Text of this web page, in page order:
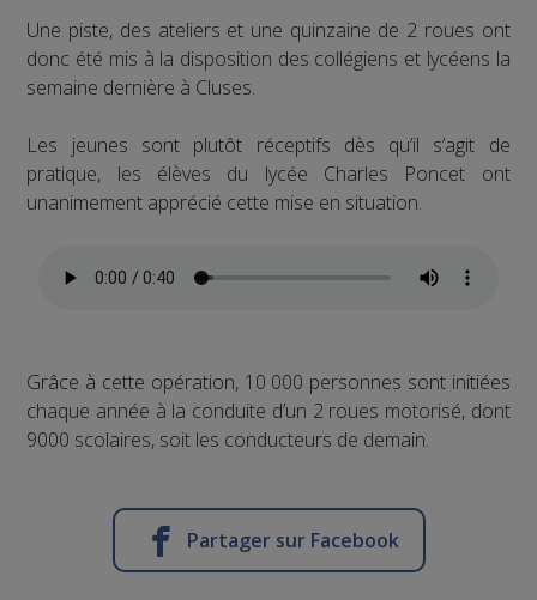
Une piste, des ateliers et une quinzaine de 2 roues ont
donc été mis à la disposition des collégiens et lycéens la
semaine dernière à Cluses.
Les jeunes sont plutôt réceptifs dès qu’il s’agit de
pratique, les élèves du lycée Charles Poncet ont
unanimement apprécié cette mise en situation.
Grâce à cette opération, 10 000 personnes sont initiées
chaque année à la conduite d’un 2 roues motorisé, dont
9000 scolaires, soit les conducteurs de demain.
Partager sur Facebook